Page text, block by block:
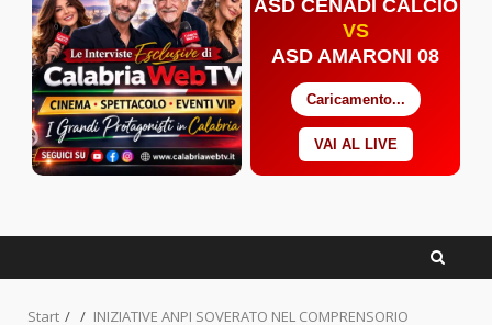
ASD CENADI CALCIO
VS
ASD AMARONI 08
Caricamento...
VAI AL LIVE
Start INIZIATIVE ANPI SOVERATO NEL COMPRENSORIO